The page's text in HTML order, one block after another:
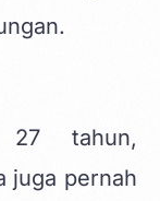
27 tahun,
juga pernah